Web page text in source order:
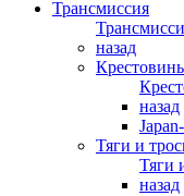
Трансмиссия
назад
назад
Тяги и
Тяги
назад